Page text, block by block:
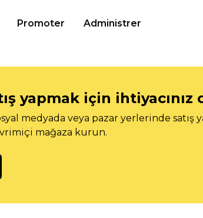
Promoter Administrer
yapmak için ihtiyacınız
medyada veya pazar yerlerinde satış
mağaza kurun.